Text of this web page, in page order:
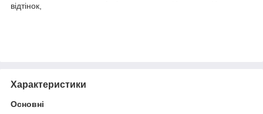
відтінок,
Характеристики
Основні